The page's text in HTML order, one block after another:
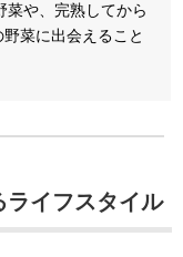
菜や、完熟してから
菜に出会えること
ライフスタイル